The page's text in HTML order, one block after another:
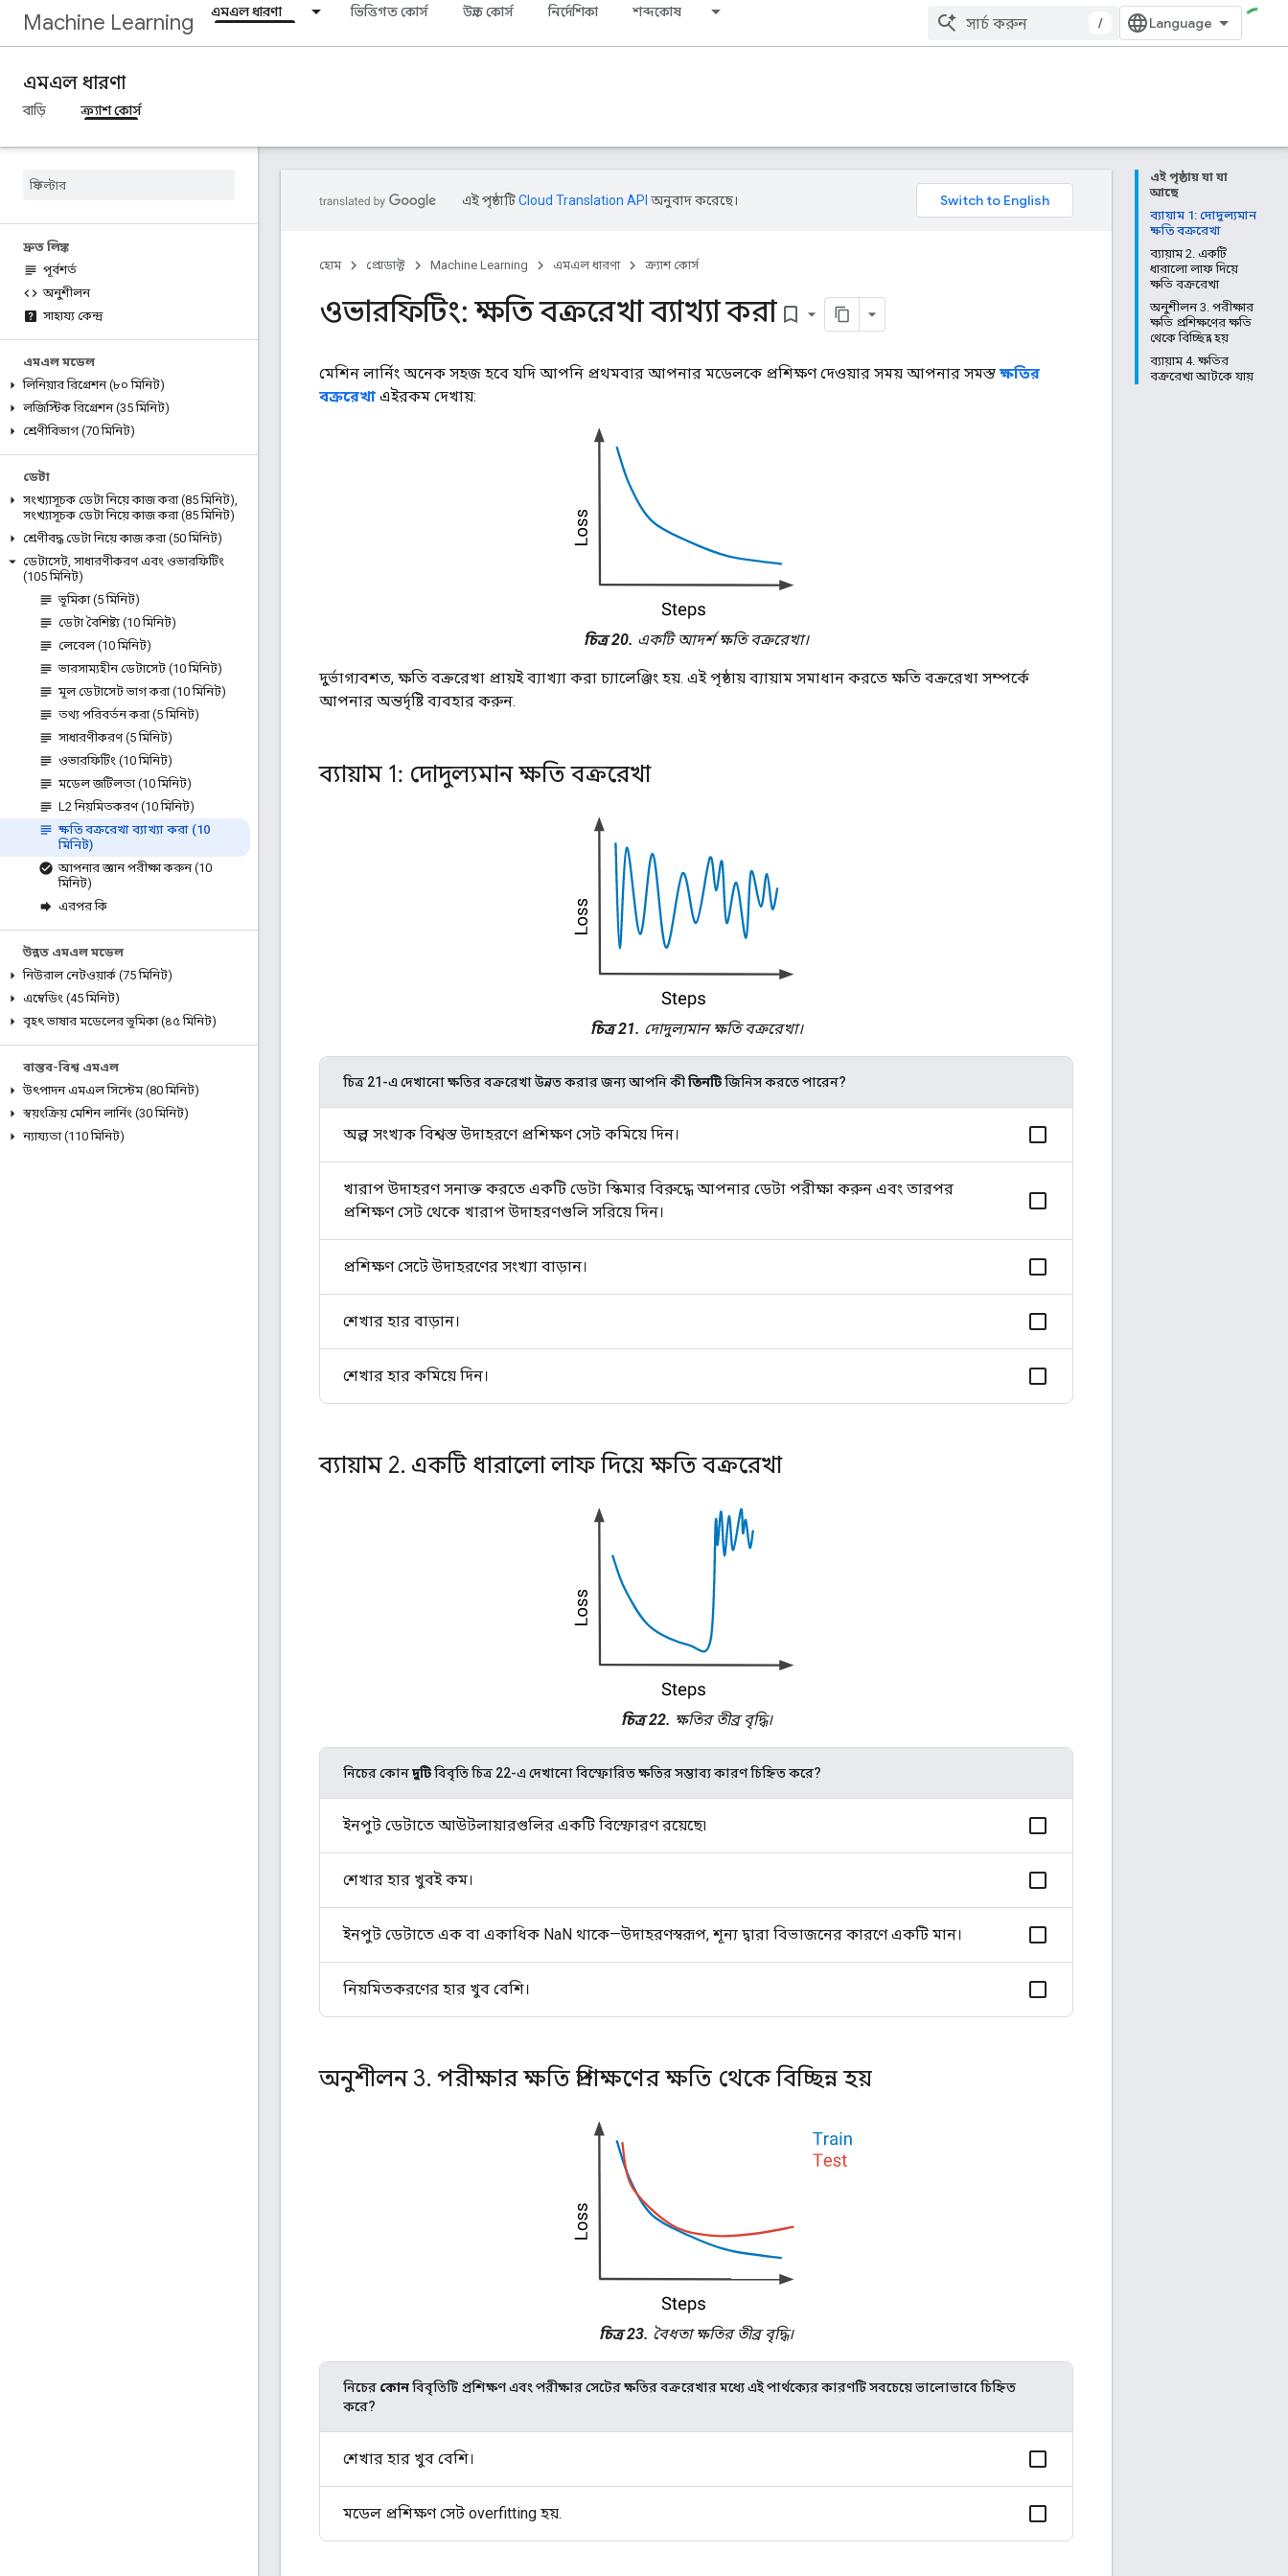
Machine Learning এমএল ধারণা ভিত্তিগত কোর্স উন্নত কোর্স নির্দেশিকা শব্দকোষ
/
এমএল ধারণা
বাড়ি ক্র্যাশ কোর্স
দ্রুত লিঙ্ক
পূর্বশর্ত
অনুশীলন
সাহায্য কেন্দ্র
এমএল মডেল
লিনিয়ার রিগ্রেশন (৮০ মিনিট)
লজিস্টিক রিগ্রেশন (35 মিনিট)
শ্রেণীবিভাগ (70 মিনিট)
ডেটা
সংখ্যাসূচক ডেটা নিয়ে কাজ করা (85 মিনিট),
সংখ্যাসূচক ডেটা নিয়ে কাজ করা (85 মিনিট)
শ্রেণীবদ্ধ ডেটা নিয়ে কাজ করা (50 মিনিট)
ডেটাসেট, সাধারণীকরণ এবং ওভারফিটিং
(105 মিনিট)
ভূমিকা (5 মিনিট)
ডেটা বৈশিষ্ট্য (10 মিনিট)
লেবেল (10 মিনিট)
ভারসাম্যহীন ডেটাসেট (10 মিনিট)
মূল ডেটাসেট ভাগ করা (10 মিনিট)
তথ্য পরিবর্তন করা (5 মিনিট)
সাধারণীকরণ (5 মিনিট)
ওভারফিটিং (10 মিনিট)
মডেল জটিলতা (10 মিনিট)
L2 নিয়মিতকরণ (10 মিনিট)
ক্ষতি বক্ররেখা ব্যাখ্যা করা (10
মিনিট)
আপনার জ্ঞান পরীক্ষা করুন (10
মিনিট)
এরপর কি
উন্নত এমএল মডেল
নিউরাল নেটওয়ার্ক (75 মিনিট)
এম্বেডিং (45 মিনিট)
বৃহৎ ভাষার মডেলের ভূমিকা (৪৫ মিনিট)
বাস্তব-বিশ্ব এমএল
উৎপাদন এমএল সিস্টেম (80 মিনিট)
স্বয়ংক্রিয় মেশিন লার্নিং (30 মিনিট)
ন্যায্যতা (110 মিনিট)
এই পৃষ্ঠায় যা যা
আছে
ব্যায়াম 1: দোদুল্যমান
ক্ষতি বক্ররেখা
ব্যায়াম 2. একটি
ধারালো লাফ দিয়ে
ক্ষতি বক্ররেখা
অনুশীলন 3. পরীক্ষার
ক্ষতি প্রশিক্ষণের ক্ষতি
থেকে বিচ্ছিন্ন হয়
ব্যায়াম 4. ক্ষতির
বক্ররেখা আটকে যায়
এই পৃষ্ঠাটিCloud Translation API অনুবাদ করেছে।
হোম প্রোডাক্ট Machine Learning এমএল ধারণা ক্র্যাশ কোর্স
ওভারফিটিং: ক্ষতি বক্ররেখা ব্যাখ্যা করা bookmark_border
মেশিন লার্নিং অনেক সহজ হবে যদি আপনি প্রথমবার আপনার মডেলকে প্রশিক্ষণ দেওয়ার সময় আপনার সমস্ত ক্ষতির
বক্ররেখা এইরকম দেখায়:
চিত্র 20. একটি আদর্শ ক্ষতি বক্ররেখা।
দুর্ভাগ্যবশত, ক্ষতি বক্ররেখা প্রায়ই ব্যাখ্যা করা চ্যালেঞ্জিং হয়. এই পৃষ্ঠায় ব্যায়াম সমাধান করতে ক্ষতি বক্ররেখা সম্পর্কে
আপনার অন্তর্দৃষ্টি ব্যবহার করুন.
ব্যায়াম 1: দোদুল্যমান ক্ষতি বক্ররেখা
চিত্র 21. দোদুল্যমান ক্ষতি বক্ররেখা।
চিত্র 21-এ দেখানো ক্ষতির বক্ররেখা উন্নত করার জন্য আপনি কীতিনটিজিনিস করতে পারেন?
অল্প সংখ্যক বিশ্বস্ত উদাহরণে প্রশিক্ষণ সেট কমিয়ে দিন।
খারাপ উদাহরণ সনাক্ত করতে একটি ডেটা স্কিমার বিরুদ্ধে আপনার ডেটা পরীক্ষা করুন এবং তারপর
প্রশিক্ষণ সেট থেকে খারাপ উদাহরণগুলি সরিয়ে দিন।
প্রশিক্ষণ সেটে উদাহরণের সংখ্যা বাড়ান।
শেখার হার বাড়ান।
শেখার হার কমিয়ে দিন।
ব্যায়াম 2. একটি ধারালো লাফ দিয়ে ক্ষতি বক্ররেখা
চিত্র 22. ক্ষতির তীব্র বৃদ্ধি।
নিচের কোনদুটিবিবৃতি চিত্র 22-এ দেখানো বিস্ফোরিত ক্ষতির সম্ভাব্য কারণ চিহ্নিত করে?
ইনপুট ডেটাতে আউটলায়ারগুলির একটি বিস্ফোরণ রয়েছে৷
শেখার হার খুবই কম।
ইনপুট ডেটাতে এক বা একাধিক NaN থাকে—উদাহরণস্বরূপ, শূন্য দ্বারা বিভাজনের কারণে একটি মান।
নিয়মিতকরণের হার খুব বেশি।
অনুশীলন 3. পরীক্ষার ক্ষতি প্রশিক্ষণের ক্ষতি থেকে বিচ্ছিন্ন হয়
চিত্র 23. বৈধতা ক্ষতির তীব্র বৃদ্ধি।
নিচের কোনবিবৃতিটি প্রশিক্ষণ এবং পরীক্ষার সেটের ক্ষতির বক্ররেখার মধ্যে এই পার্থক্যের কারণটি সবচেয়ে ভালোভাবে চিহ্নিত
করে?
শেখার হার খুব বেশি।
মডেল প্রশিক্ষণ সেট overfitting হয়.